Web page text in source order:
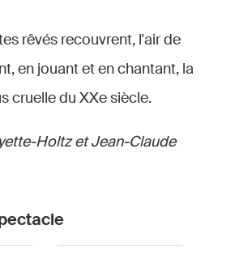
rêvés recouvrent, l'air de
en jouant et en chantant, la
cruelle du XXe siècle.
Holtz et Jean-Claude